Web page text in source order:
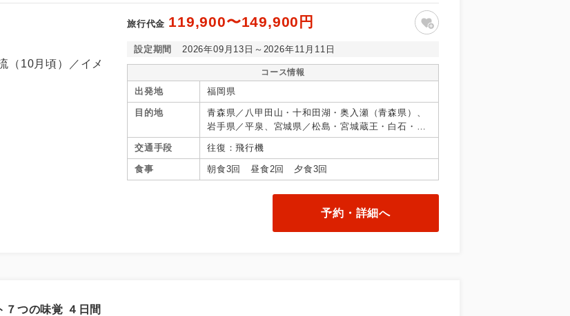
旅行代金 119,900〜149,900円
設定期間 2026年09月13日～2026年11月11日
コース情報
出発地 福岡県
目的地
青森県／八甲田山・十和田湖・奥入瀬（青森県）、
岩手県／平泉、宮城県／松島・宮城蔵王・白石・笹
谷、秋田県／十和田湖秋田県、山形県／上山、福島
県／猪苗代
交通手段 往復：飛行機
食事 朝食3回 昼食2回 夕食3回
予約・詳細へ
７つの味覚 ４日間